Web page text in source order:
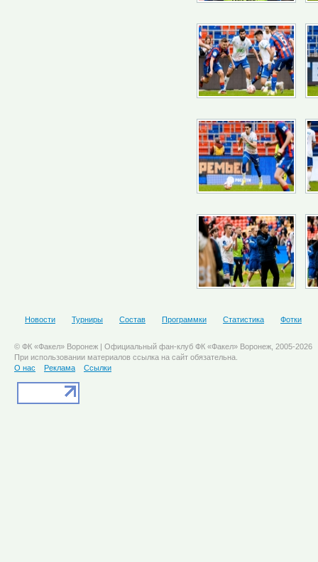
Новости Турниры Состав Программки Статистика Фотки
© ФК «Факел» Воронеж | Официальный фан-клуб ФК «Факел» Воронеж, 2005-2026
При использовании материалов ссылка на сайт обязательна.
О нас
Реклама Ссылки